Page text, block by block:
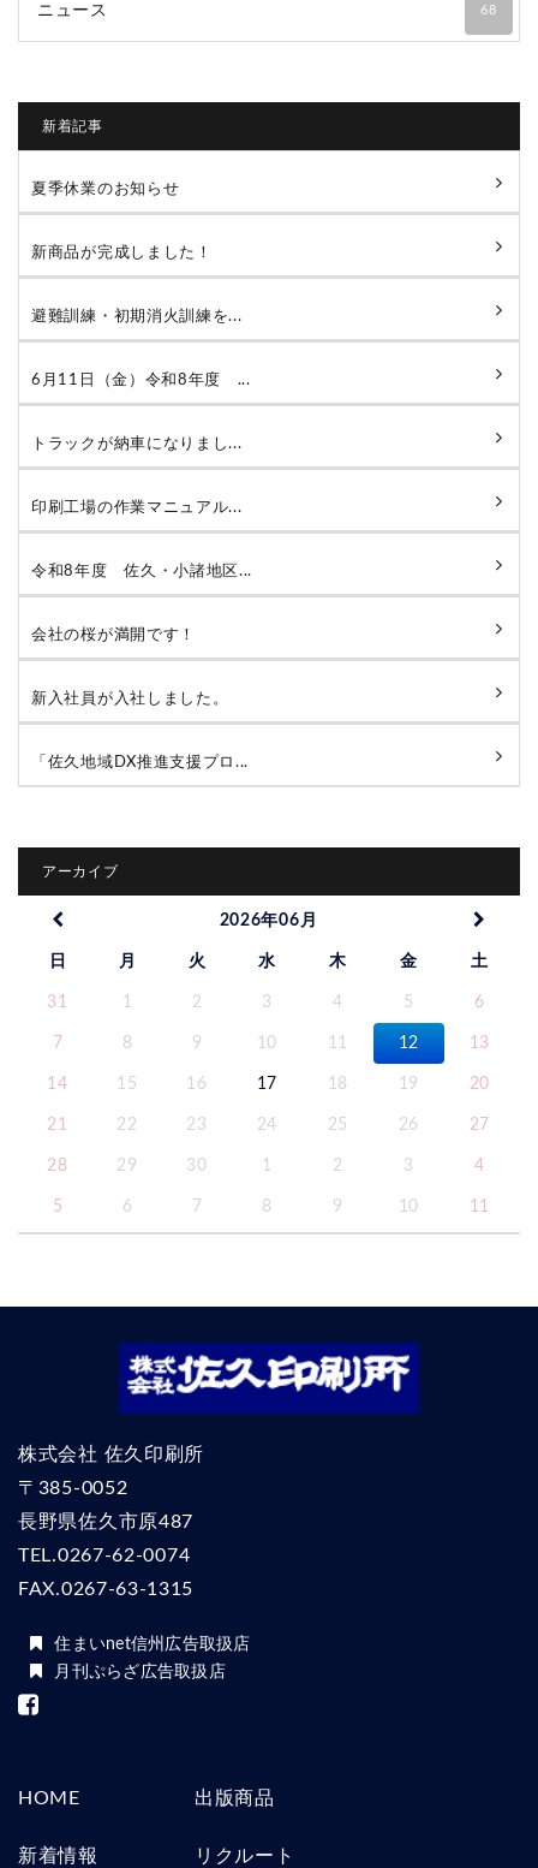
ニュース 68
新着記事
夏季休業のお知らせ
新商品が完成しました！
避難訓練・初期消火訓練を...
6月11日（金）令和8年度 ...
トラックが納車になりまし...
印刷工場の作業マニュアル...
令和8年度 佐久・小諸地区...
会社の桜が満開です！
新入社員が入社しました。
「佐久地域DX推進支援プロ...
アーカイブ
2026年06月
日 月 火 水 木 金 土
31 1 2 3 4 5 6
7 8 9 10 11 12 13
14 15 16 17 18 19 20
21 22 23 24 25 26 27
28 29 30 1 2 3 4
5 6 7 8 9 10 11
株式会社 佐久印刷所
〒385-0052
長野県佐久市原487
TEL.0267-62-0074
FAX.0267-63-1315
住まいnet信州広告取扱店
月刊ぷらざ広告取扱店
HOME
新着情報
出版商品
リクルート